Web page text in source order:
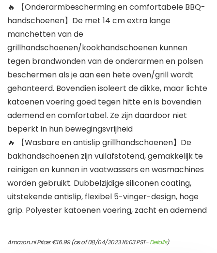
🔥 【Onderarmbescherming en comfortabele BBQ-
handschoenen】De met 14 cm extra lange
manchetten van de
grillhandschoenen/kookhandschoenen kunnen
tegen brandwonden van de onderarmen en polsen
beschermen als je aan een hete oven/grill wordt
gehanteerd. Bovendien isoleert de dikke, maar lichte
katoenen voering goed tegen hitte en is bovendien
ademend en comfortabel. Ze zijn daardoor niet
beperkt in hun bewegingsvrijheid
🔥 【Wasbare en antislip grillhandschoenen】De
bakhandschoenen zijn vuilafstotend, gemakkelijk te
reinigen en kunnen in vaatwassers en wasmachines
worden gebruikt. Dubbelzijdige siliconen coating,
uitstekende antislip, flexibel 5-vinger-design, hoge
grip. Polyester katoenen voering, zacht en ademend
Amazon.nl Price:€16.99(as of 08/04/2023 16:03 PST-Details)